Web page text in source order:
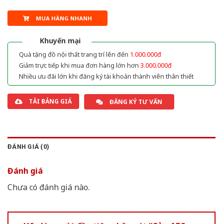
MUA HÀNG NHANH
Khuyến mại
Quà tặng đồ nội thất trang trí lên đến 1.000.000đ
Giảm trực tiếp khi mua đơn hàng lớn hơn 3.000.000đ
Nhiều ưu đãi lớn khi đăng ký tài khoản thành viên thân thiết
TẢI BẢNG GIÁ ĐĂNG KÝ TƯ VẤN
ĐÁNH GIÁ (0)
Đánh giá
Chưa có đánh giá nào.